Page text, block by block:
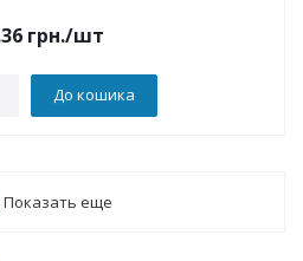
грн./шт
До кошика
Показать еще